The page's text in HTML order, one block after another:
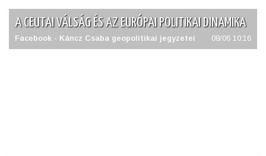
A CEUTAI VÁLSÁG ÉS AZ EURÓPAI POLITIKAI DINAMIKA
Facebook - Káncz Csaba geopolitikai jegyzetei 08/06 10:16